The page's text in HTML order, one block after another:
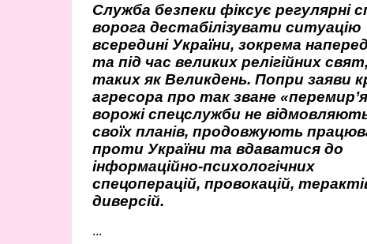
Служба безпеки фіксує регулярні
ворога дестабілізувати ситуацію
всередині України, зокрема
та під час великих релігійних свят,
таких як Великдень. Попри заяви
агресора про так зване
ворожі спецслужби не
своїх планів, продовжують
проти України та вдаватися до
інформаційно-психологічних
спецоперацій, провокацій,
диверсій.
...